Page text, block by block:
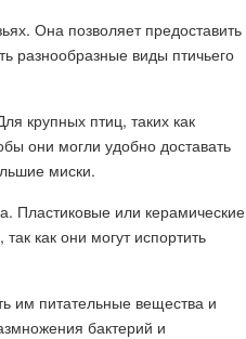
Она позволяет предоставить
разнообразные виды птичьего
крупных птиц, таких как
они могли удобно доставать
миски.
Пластиковые или керамические
как они могут испортить
им питательные вещества и
бактерий и